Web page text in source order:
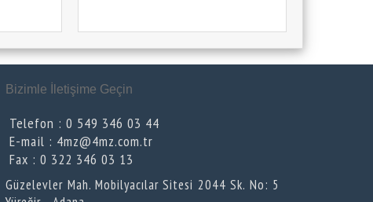
Eğitim Donatılarını Tercih Etti
YAVUZHAN EĞİTİM KURUMLARI 4mz Eğitim
Donatılarını Tercih Etti
ABDULKADİR PAKSOY ANADOLU LİSESİ 4mz Eğitim
Donatılarını Tercih Etti
ADANA - SEYHAN
Bizimle İletişime Geçin
Telefon : 0 549 346 03 44
E-mail : 4mz@4mz.com.tr
Fax : 0 322 346 03 13
Güzelevler Mah. Mobilyacılar Sitesi 2044 Sk. No: 5